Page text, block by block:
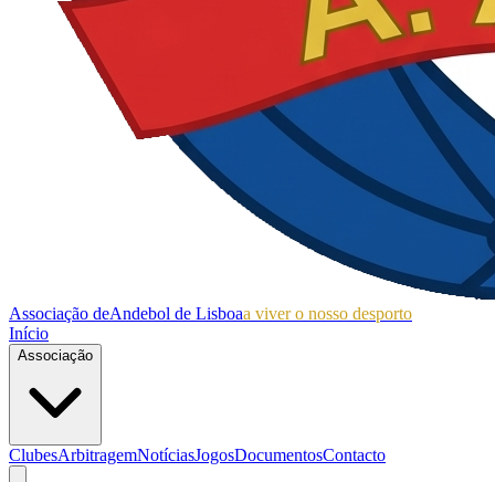
Associação deAndebol de Lisboaa viver o nosso desporto
Início
Associação
ClubesArbitragemNotíciasJogosDocumentosContacto